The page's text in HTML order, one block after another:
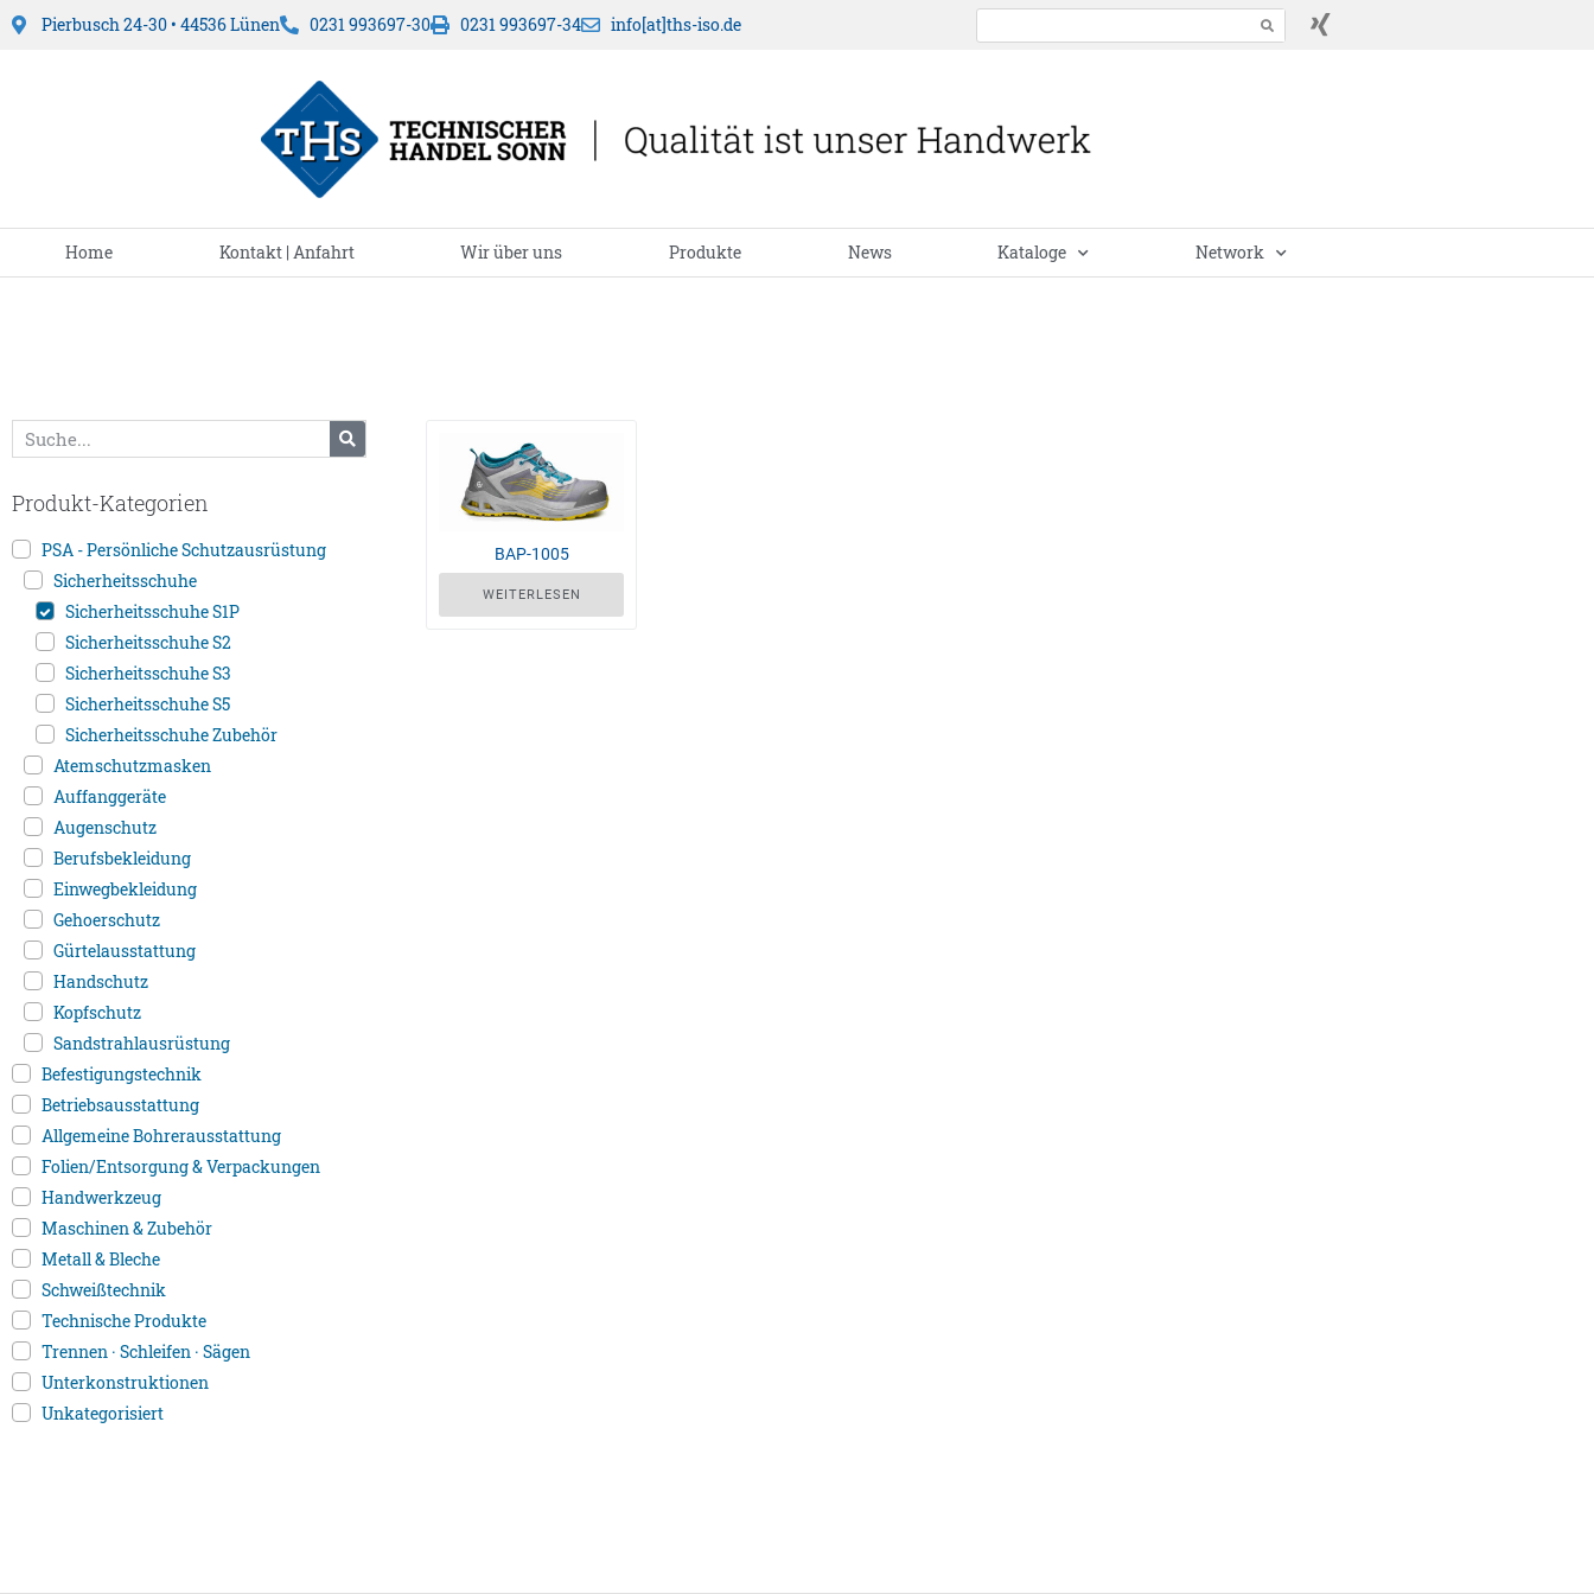
Pierbusch 24-30 • 44536 Lünen 0231 993697-30 0231 993697-34 info[at]ths-iso.de
Home Kontakt | Anfahrt Wir über uns Produkte News Kataloge Network
Produkt-Kategorien
PSA - Persönliche Schutzausrüstung
Sicherheitsschuhe
Sicherheitsschuhe S1P
Sicherheitsschuhe S2
Sicherheitsschuhe S3
Sicherheitsschuhe S5
Sicherheitsschuhe Zubehör
Atemschutzmasken
Auffanggeräte
Augenschutz
Berufsbekleidung
Einwegbekleidung
Gehoerschutz
Gürtelausstattung
Handschutz
Kopfschutz
Sandstrahlausrüstung
Befestigungstechnik
Betriebsausstattung
Allgemeine Bohrerausstattung
Folien/Entsorgung & Verpackungen
Handwerkzeug
Maschinen & Zubehör
Metall & Bleche
Schweißtechnik
Technische Produkte
Trennen · Schleifen · Sägen
Unterkonstruktionen
Unkategorisiert
BAP-1005
WEITERLESEN